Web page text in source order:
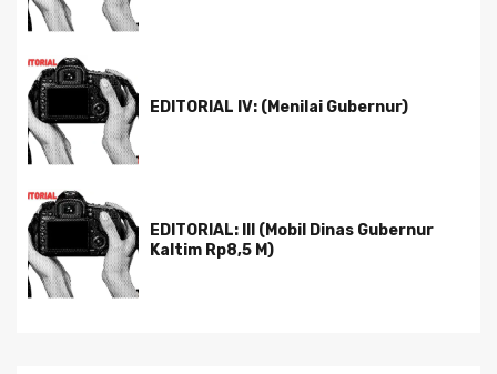
EDITORIAL IV: (Menilai Gubernur)
EDITORIAL: III (Mobil Dinas Gubernur
Kaltim Rp8,5 M)